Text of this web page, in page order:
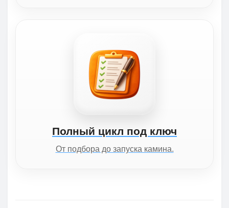
Полный цикл под ключ
От подбора до запуска камина.